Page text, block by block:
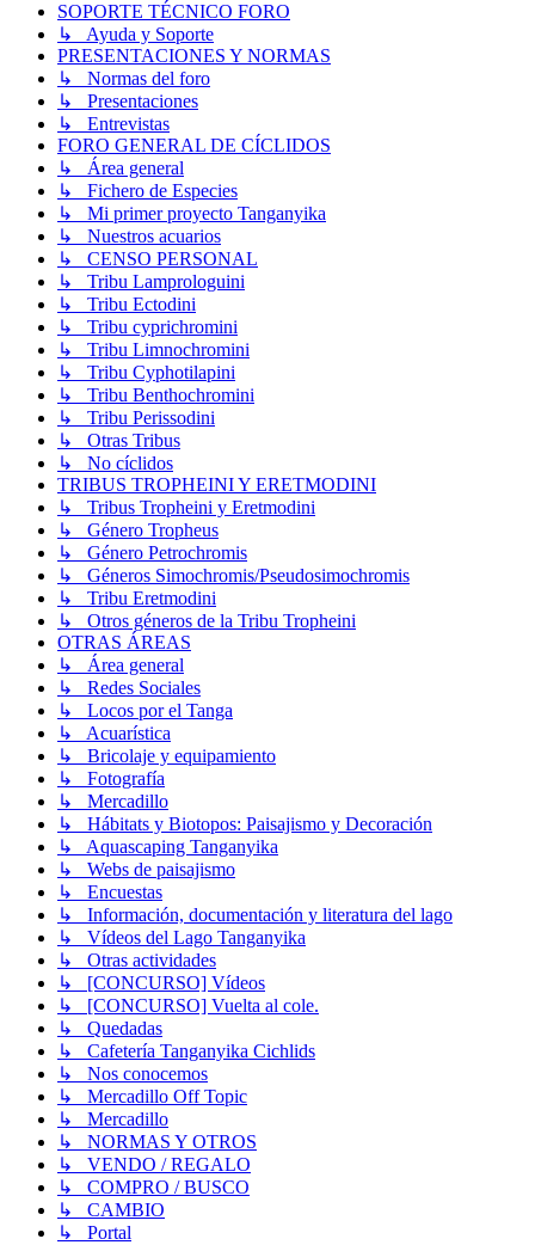
SOPORTE TÉCNICO FORO
↳ Ayuda y Soporte
PRESENTACIONES Y NORMAS
↳ Normas del foro
↳ Presentaciones
↳ Entrevistas
FORO GENERAL DE CÍCLIDOS
↳ Área general
↳ Fichero de Especies
↳ Mi primer proyecto Tanganyika
↳ Nuestros acuarios
↳ CENSO PERSONAL
↳ Tribu Lamprologuini
↳ Tribu Ectodini
↳ Tribu cyprichromini
↳ Tribu Limnochromini
↳ Tribu Cyphotilapini
↳ Tribu Benthochromini
↳ Tribu Perissodini
↳ Otras Tribus
↳ No cíclidos
TRIBUS TROPHEINI Y ERETMODINI
↳ Tribus Tropheini y Eretmodini
↳ Género Tropheus
↳ Género Petrochromis
↳ Géneros Simochromis/Pseudosimochromis
↳ Tribu Eretmodini
↳ Otros géneros de la Tribu Tropheini
OTRAS ÁREAS
↳ Área general
↳ Redes Sociales
↳ Locos por el Tanga
↳ Acuarística
↳ Bricolaje y equipamiento
↳ Fotografía
↳ Mercadillo
↳ Hábitats y Biotopos: Paisajismo y Decoración
↳ Aquascaping Tanganyika
↳ Webs de paisajismo
↳ Encuestas
↳ Información, documentación y literatura del lago
↳ Vídeos del Lago Tanganyika
↳ Otras actividades
↳ [CONCURSO] Vídeos
↳ [CONCURSO] Vuelta al cole.
↳ Quedadas
↳ Cafetería Tanganyika Cichlids
↳ Nos conocemos
↳ Mercadillo Off Topic
↳ Mercadillo
↳ NORMAS Y OTROS
↳ VENDO / REGALO
↳ COMPRO / BUSCO
↳ CAMBIO
↳ Portal